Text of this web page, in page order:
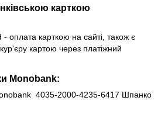
карткою
оплата карткою на сайті, також є
картою через платіжний
Monobank:
4035-2000-4235-6417 Шпанко